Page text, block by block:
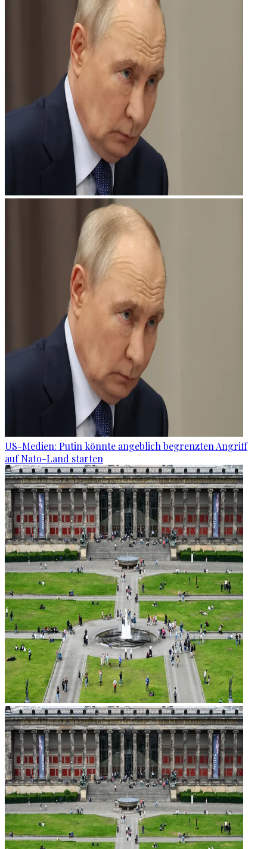
US-Medien: Putin könnte angeblich begrenzten Angriff
auf Nato-Land starten